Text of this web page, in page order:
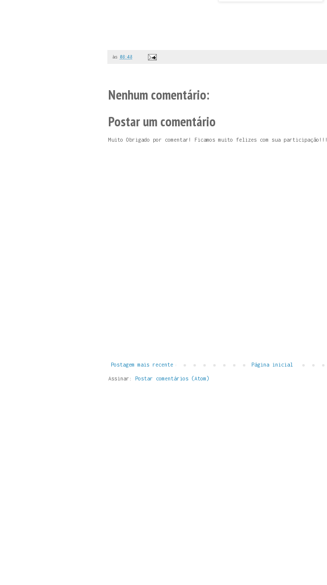
às 08:48
Nenhum comentário:
Postar um comentário
Muito Obrigado por comentar! Ficamos muito felizes com sua participação!!!
Postagem mais recente Página inicial
Assinar: Postar comentários (Atom)